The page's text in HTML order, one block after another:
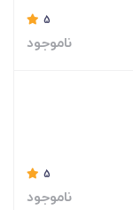
5
ناموجود
5
ناموجود